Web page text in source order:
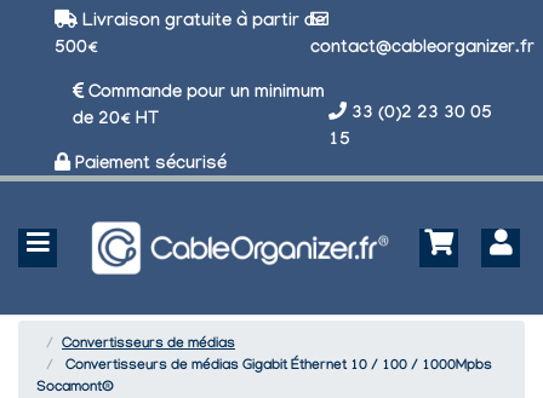
Livraison gratuite à partir de
500€
Commande pour un minimum
de 20€ HT
Paiement sécurisé
contact@cableorganizer.fr
33 (0)2 23 30 05
15
Convertisseurs de médias
Convertisseurs de médias Gigabit Éthernet 10 / 100 / 1000Mpbs
Socamont®